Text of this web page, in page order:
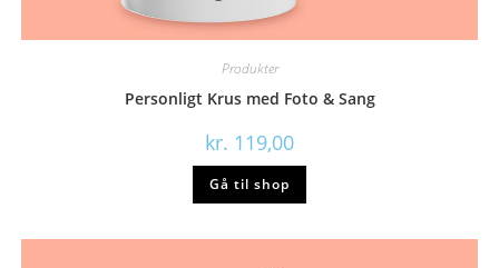
Produkter
Personligt Krus med Foto & Sang
kr. 119,00
Gå til shop